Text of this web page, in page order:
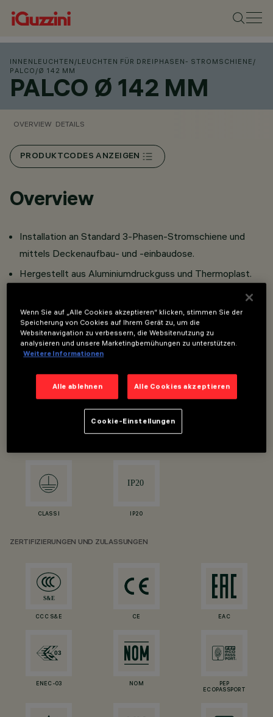
INNENLEUCHTEN /LEUCHTEN FÜR DREIPHASEN- STROMSCHIENE /
PALCO /Ø 142 MM
PALCO Ø 142 MM
OVERVIEW DETAILS
PRODUKTCODES ANZEIGEN
Overview
Installation an Standard 3-Phasen-Stromschiene und
mittels Deckenaufbau- und -einbaudose.
Hergestellt aus Aluminiumdruckguss und Thermoplast.
Leuchtkraft und gleichmäßiger Beleuchtung.
Versionen mit LED mit hoher Farbwiedergabe.
Hoher Sehkomfort.
Schwenkbarkeit von 90° und Rotation um 360°, mit
mechanischer Blockiervorrichtung.
Passive Wärmeableitung.
CLASS I IP20
ZERTIFIZIERUNGEN UND ZULASSUNGEN
CCC S&E CE EAC
ENEC-03 NOM
PEP
ECOPASSPORT
Wenn Sie auf „Alle Cookies akzeptieren“ klicken, stimmen Sie der
Speicherung von Cookies auf Ihrem Gerät zu, um die
Websitenavigation zu verbessern, die Websitenutzung zu
analysieren und unsere Marketingbemühungen zu unterstützen.
Weitere Informationen
Alle ablehnen Alle Cookies akzeptieren
Cookie-Einstellungen